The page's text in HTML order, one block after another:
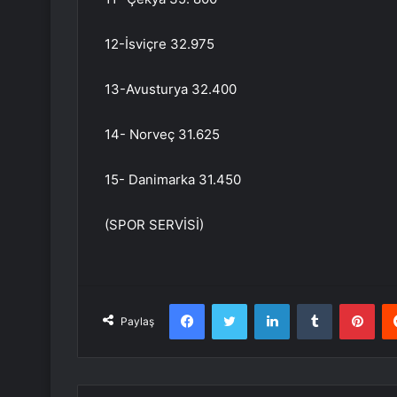
12-İsviçre 32.975
13-Avusturya 32.400
14- Norveç 31.625
15- Danimarka 31.450
(SPOR SERVİSİ)
Paylaş
FacebookTwitter LinkedInTumblr